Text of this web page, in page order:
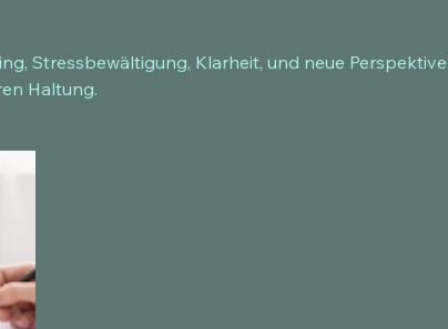
Stressbewältigung, Klarheit, und neue
Haltung.